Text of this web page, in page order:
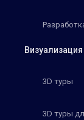
Визуализация
3D туры
3D туры